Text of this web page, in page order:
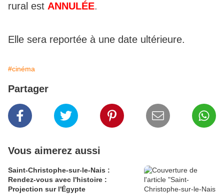
rural est ANNULÉE.
Elle sera reportée à une date ultérieure.
#cinéma
Partager
Vous aimerez aussi
Saint-Christophe-sur-le-Nais :
Rendez-vous avec l'histoire :
Projection sur l'Égypte